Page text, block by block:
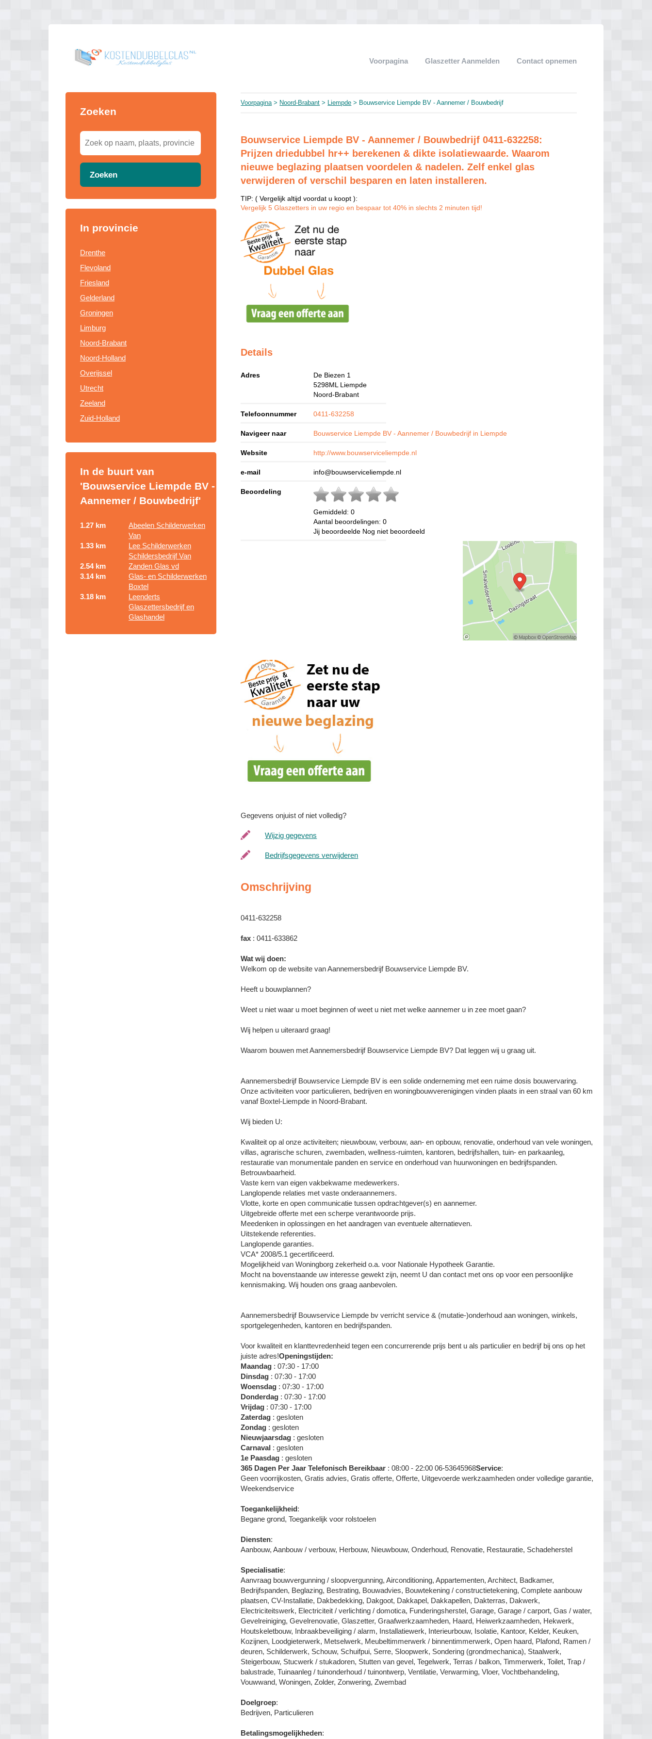
Voorpagina Glaszetter Aanmelden Contact opnemen
Zoeken
Zoeken
In provincie
Drenthe
Flevoland
Friesland
Gelderland
Groningen
Limburg
Noord-Brabant
Noord-Holland
Overijssel
Utrecht
Zeeland
Zuid-Holland
In de buurt van
'Bouwservice Liempde BV -
Aannemer / Bouwbedrijf'
1.27 km
Abeelen Schilderwerken
Van
1.33 km
Lee Schilderwerken
Schildersbedrijf Van
2.54 km
Zanden Glas vd
3.14 km
Glas- en Schilderwerken
Boxtel
3.18 km
Leenderts
Glaszettersbedrijf en
Glashandel
Voorpagina> Noord-Brabant > Liempde > Bouwservice Liempde BV - Aannemer / Bouwbedrijf
Bouwservice Liempde BV - Aannemer / Bouwbedrijf 0411-632258:
Prijzen driedubbel hr++ berekenen & dikte isolatiewaarde. Waarom
nieuwe beglazing plaatsen voordelen & nadelen. Zelf enkel glas
verwijderen of verschil besparen en laten installeren.
TIP: ( Vergelijk altijd voordat u koopt ):
Vergelijk 5 Glaszetters in uw regio en bespaar tot 40% in slechts 2 minuten tijd!
Details
Adres
De Biezen 1
5298ML Liempde
Noord-Brabant
Telefoonnummer 0411-632258
Navigeer naar Bouwservice Liempde BV - Aannemer / Bouwbedrijf in Liempde
Website http://www.bouwserviceliempde.nl
e-mail info@bouwserviceliempde.nl
Beoordeling
Gemiddeld:0
Aantal beoordelingen:0
Jij beoordeelde Nog niet beoordeeld
Gegevens onjuist of niet volledig?
Wijzig gegevens
Bedrijfsgegevens verwijderen
Omschrijving
0411-632258
fax : 0411-633862
Wat wij doen:
Welkom op de website van Aannemersbedrijf Bouwservice Liempde BV.
Heeft u bouwplannen?
Weet u niet waar u moet beginnen of weet u niet met welke aannemer u in zee moet gaan?
Wij helpen u uiteraard graag!
Waarom bouwen met Aannemersbedrijf Bouwservice Liempde BV? Dat leggen wij u graag uit.
Aannemersbedrijf Bouwservice Liempde BV is een solide onderneming met een ruime dosis bouwervaring.
Onze activiteiten voor particulieren, bedrijven en woningbouwverenigingen vinden plaats in een straal van 60 km
vanaf Boxtel-Liempde in Noord-Brabant.
Wij bieden U:
Kwaliteit op al onze activiteiten; nieuwbouw, verbouw, aan- en opbouw, renovatie, onderhoud van vele woningen,
villas, agrarische schuren, zwembaden, wellness-ruimten, kantoren, bedrijfshallen, tuin- en parkaanleg,
restauratie van monumentale panden en service en onderhoud van huurwoningen en bedrijfspanden.
Betrouwbaarheid.
Vaste kern van eigen vakbekwame medewerkers.
Langlopende relaties met vaste onderaannemers.
Vlotte, korte en open communicatie tussen opdrachtgever(s) en aannemer.
Uitgebreide offerte met een scherpe verantwoorde prijs.
Meedenken in oplossingen en het aandragen van eventuele alternatieven.
Uitstekende referenties.
Langlopende garanties.
VCA* 2008/5.1 gecertificeerd.
Mogelijkheid van Woningborg zekerheid o.a. voor Nationale Hypotheek Garantie.
Mocht na bovenstaande uw interesse gewekt zijn, neemt U dan contact met ons op voor een persoonlijke
kennismaking. Wij houden ons graag aanbevolen.
Aannemersbedrijf Bouwservice Liempde bv verricht service & (mutatie-)onderhoud aan woningen, winkels,
sportgelegenheden, kantoren en bedrijfspanden.
Voor kwaliteit en klanttevredenheid tegen een concurrerende prijs bent u als particulier en bedrijf bij ons op het
juiste adres!Openingstijden:
Maandag : 07:30 - 17:00
Dinsdag : 07:30 - 17:00
Woensdag : 07:30 - 17:00
Donderdag : 07:30 - 17:00
Vrijdag : 07:30 - 17:00
Zaterdag : gesloten
Zondag : gesloten
Nieuwjaarsdag : gesloten
Carnaval : gesloten
1e Paasdag : gesloten
365 Dagen Per Jaar Telefonisch Bereikbaar : 08:00 - 22:00 06-53645968Service:
Geen voorrijkosten, Gratis advies, Gratis offerte, Offerte, Uitgevoerde werkzaamheden onder volledige garantie,
Weekendservice
Toegankelijkheid:
Begane grond, Toegankelijk voor rolstoelen
Diensten:
Aanbouw, Aanbouw / verbouw, Herbouw, Nieuwbouw, Onderhoud, Renovatie, Restauratie, Schadeherstel
Specialisatie:
Aanvraag bouwvergunning / sloopvergunning, Airconditioning, Appartementen, Architect, Badkamer,
Bedrijfspanden, Beglazing, Bestrating, Bouwadvies, Bouwtekening / constructietekening, Complete aanbouw
plaatsen, CV-Installatie, Dakbedekking, Dakgoot, Dakkapel, Dakkapellen, Dakterras, Dakwerk,
Electriciteitswerk, Electriciteit / verlichting / domotica, Funderingsherstel, Garage, Garage / carport, Gas / water,
Gevelreiniging, Gevelrenovatie, Glaszetter, Graafwerkzaamheden, Haard, Heiwerkzaamheden, Hekwerk,
Houtskeletbouw, Inbraakbeveiliging / alarm, Installatiewerk, Interieurbouw, Isolatie, Kantoor, Kelder, Keuken,
Kozijnen, Loodgieterwerk, Metselwerk, Meubeltimmerwerk / binnentimmerwerk, Open haard, Plafond, Ramen /
deuren, Schilderwerk, Schouw, Schuifpui, Serre, Sloopwerk, Sondering (grondmechanica), Staalwerk,
Steigerbouw, Stucwerk / stukadoren, Stutten van gevel, Tegelwerk, Terras / balkon, Timmerwerk, Toilet, Trap /
balustrade, Tuinaanleg / tuinonderhoud / tuinontwerp, Ventilatie, Verwarming, Vloer, Vochtbehandeling,
Vouwwand, Woningen, Zolder, Zonwering, Zwembad
Doelgroep:
Bedrijven, Particulieren
Betalingsmogelijkheden: